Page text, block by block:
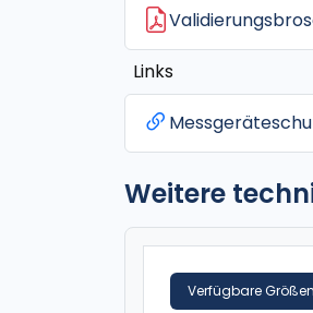
Links
Weitere
Verfügbare Größen